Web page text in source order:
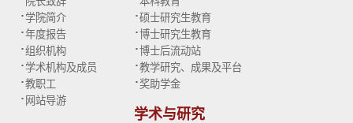
·学院简介
·年度报告
·组织机构
·学术机构及成员
·教职工
· 网站导游
·硕士研究生教育
·博士研究生教育
·博士后流动站
·教学研究、成果及平台
·奖助学金
学术与研究